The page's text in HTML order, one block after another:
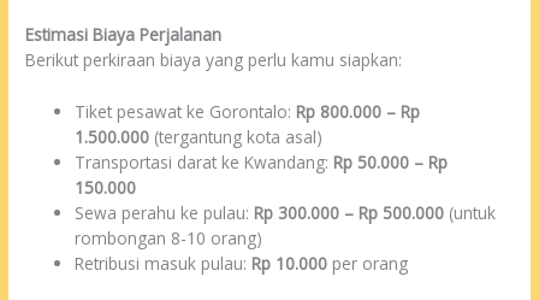
Estimasi Biaya Perjalanan
Berikut perkiraan biaya yang perlu kamu siapkan:
Tiket pesawat ke Gorontalo: Rp 800.000 – Rp
1.500.000 (tergantung kota asal)
Transportasi darat ke Kwandang: Rp 50.000 – Rp
150.000
Sewa perahu ke pulau: Rp 300.000 – Rp 500.000 (untuk
rombongan 8-10 orang)
Retribusi masuk pulau: Rp 10.000 per orang